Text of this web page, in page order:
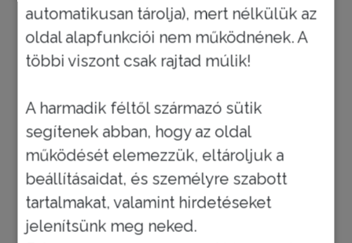
automatikusan tárolja), mert nélkülük az
oldal alapfunkciói nem működnének. A
többi viszont csak rajtad múlik!
A harmadik féltől származó sütik
segítenek abban, hogy az oldal
működését elemezzük, eltároljuk a
beállításaidat, és személyre szabott
tartalmakat, valamint hirdetéseket
jelenítsünk meg neked.